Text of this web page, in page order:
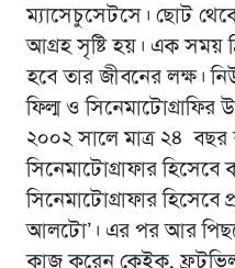
ম্যাসেচুসেটসে। ছোট
আগ্রহ সৃষ্টি হয়। এক সময়
হবে তার জীবনের লক্ষ।
ফিল্ম ও
২০০২ সালে মাত্র ২৪ বছর
সিনেমাটোগ্রাফার
সিনেমাটোগ্রাফার
আলটো’। এর পর আর
কাজ করেন কেইক,